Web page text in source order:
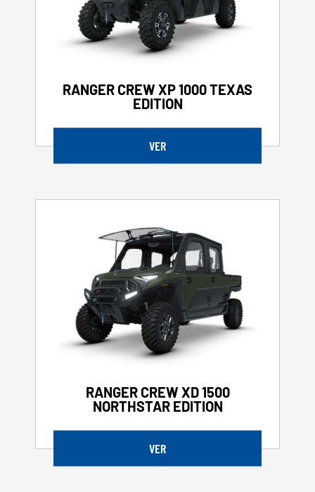
RANGER CREW XP 1000 TEXAS
EDITION
VER
RANGER CREW XD 1500
NORTHSTAR EDITION
VER